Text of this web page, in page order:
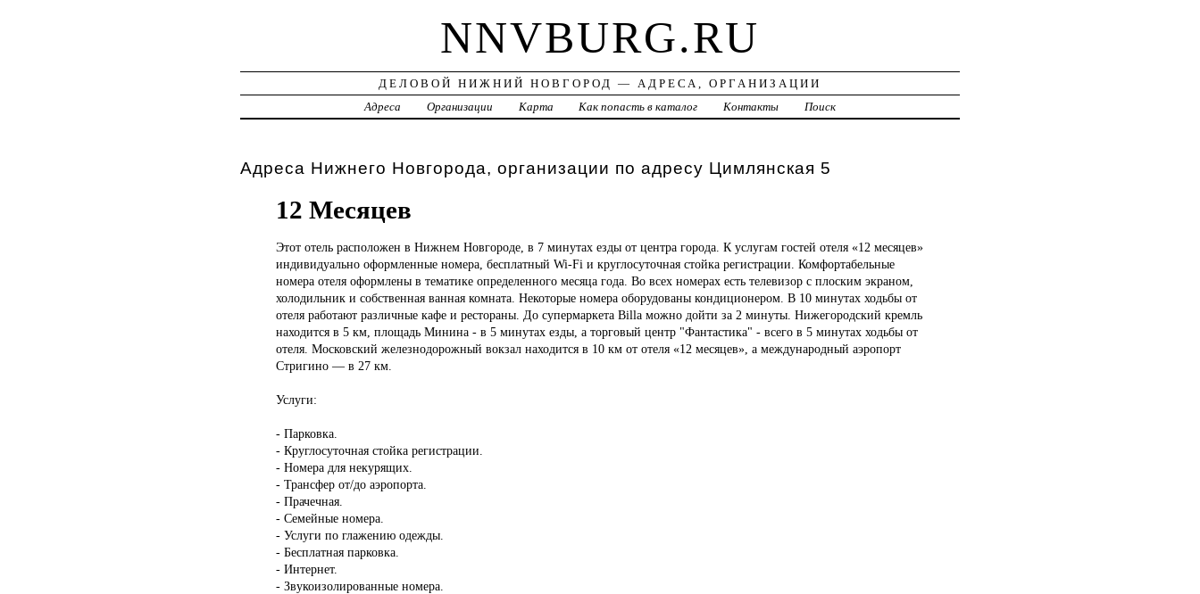
NNVBURG.RU
ДЕЛОВОЙ НИЖНИЙ НОВГОРОД — АДРЕСА, ОРГАНИЗАЦИИ
Адреса
Организации Карта Как попасть в каталог Контакты Поиск
Адреса Нижнего Новгорода, организации по адресу Цимлянская 5
12 Месяцев
Этот отель расположен в Нижнем Новгороде, в 7 минутах езды от центра города. К услугам гостей отеля «12 месяцев»
индивидуально оформленные номера, бесплатный Wi-Fi и круглосуточная стойка регистрации. Комфортабельные
номера отеля оформлены в тематике определенного месяца года. Во всех номерах есть телевизор с плоским экраном,
холодильник и собственная ванная комната. Некоторые номера оборудованы кондиционером. В 10 минутах ходьбы от
отеля работают различные кафе и рестораны. До супермаркета Billa можно дойти за 2 минуты. Нижегородский кремль
находится в 5 км, площадь Минина - в 5 минутах езды, а торговый центр "Фантастика" - всего в 5 минутах ходьбы от
отеля. Московский железнодорожный вокзал находится в 10 км от отеля «12 месяцев», а международный аэропорт
Стригино — в 27 км.
Услуги:
- Парковка.
- Круглосуточная стойка регистрации.
- Номера для некурящих.
- Трансфер от/до аэропорта.
- Прачечная.
- Семейные номера.
- Услуги по глажению одежды.
- Бесплатная парковка.
- Интернет.
- Звукоизолированные номера.